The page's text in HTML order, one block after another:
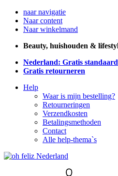
naar navigatie
Naar content
Naar winkelmand
Beauty, huishouden &
Nederland: Gratis
Gratis retourneren
Help
Waar is mijn bestelling?
Retourneringen
Verzendkosten
Betalingsmethoden
Contact
Alle help-thema`s